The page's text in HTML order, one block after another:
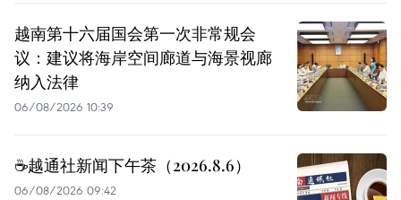
越南第十六届国会第一次非常规会
议：建议将海岸空间廊道与海景视廊
纳入法律
06/08/2026 10:39
☕️越通社新闻下午茶（2026.8.6）
06/08/2026 09:42